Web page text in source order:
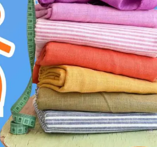
g prát na 30°C
Dekorační látka GOBELIN PREMIUM
trvanlivosti. Fascinující vzor Mapy a země
gramáži 425 g/m2 a složení 48% bavlna,
odolná a příjemná na dotek, s bohatou
ideální pro čalounění nábytku, dekorační
robustnost zaručuje dlouhou životnost a
každému prostoru sofistikovaný a originální